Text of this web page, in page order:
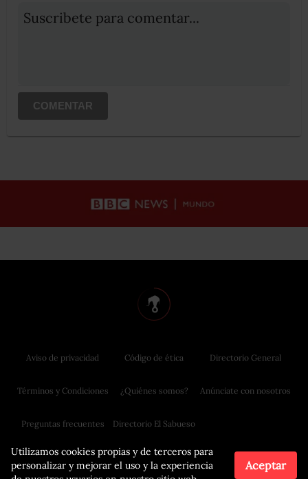
Suscribete para comentar...
COMENTAR
Utilizamos cookies propias y de terceros para
personalizar y mejorar el uso y la experiencia
Aceptar
Aviso de privacidad
Términos y Condiciones
Preguntas frecuentes
Código de ética
¿Quiénes somos?
Directorio El Sabueso
Directorio General
Anúnciate con nosotros